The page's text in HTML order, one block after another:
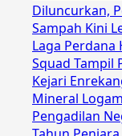
Diluncurkan,
Sampah Kini
Laga Perdana
Squad Tampil
Kejari
Mineral
Pengadilan